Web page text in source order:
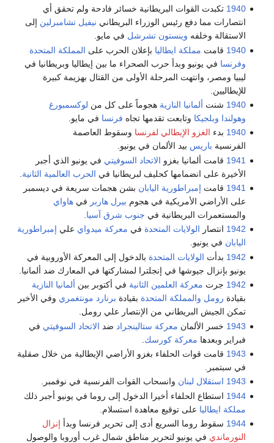
1940 تكبدت القوات البريطانية خسائر فادحة ولم تحقق أي
انتصارات مما دفع رئيس الوزراء البريطاني نيفيل تشامبرلين إلى
الاستقالة وخلفه وينستون تشرشل في مايو.
1940 قامت مملكة ايطاليا بإعلان الحرب على المملكة المتحدة
وفرنسا في يونيو وبدأ حرب الصحراء ما بين إيطاليا وبريطانيا في
ليبيا ومصر، وانتهت المرحلة الأولى من القتال بهزيمة كبيرة
للإيطاليين.
1940 شنت ألمانيا النازية هجوماً على كل من لوكسمبورغ
وهولندا وبلجيكا وتابعت تقدمها تجاه فرنسا في مايو.
1940 بدء الغزو الإيطالي لفرنسا وسقوط العاصمة
الفرنسية باريس بيد الألمان في يونيو.
1941 قامت ألمانيا بغزو الاتحاد السوفيتي في يونيو الذي أجبر
الأخيرة على انضمامها كحليف لبريطانيا في الحرب العالمية الثانية
1941 قامت إمبراطورية اليابان بشن هجمات سريعة في ديسمبر
على الأراضي الأمريكية في هجوم بيرل هاربر فيهاواي
والمستعمرات البريطانية في جنوب شرق آسيا
1942 انتصار الولايات المتحدة في معركة ميدواي علي إمبراطورية
اليابان في يونيو.
1942 بدأت الولايات المتحدة بالدخول إلى المعركة الأوروبية في
يونيو بإنزال جيوشها في إنجلترا لمشاركتها في المعارك ضد ألمانيا.
1942 جرت معركة العلمين الثانية في أكتوبر بين ألمانيا النازية
بقيادة رومل والمملكة المتحدة بقيادة برنارد مونتغمري وفي الأخير
تمكن الجيش البريطاني من الإنتصار علي رومل.
1943 خسر الألمان معركة ستالينجراد ضد الاتحاد السوفيتي في
فبراير وبعدها معركة كورسك
1943 قامت قوات الحلفاء بغزو الأراضي الإيطالية من خلال صقلية
في سبتمبر.
1943 استقلال لبنان وانسحاب القوات الفرنسية في نوفمبر.
1944 استطاع الحلفاء أخيرا الدخول إلى روما في يونيو أجبر ذلك
مملكة ايطاليا على توقيع معاهدة استسلام.
1944 سقوط روما السريع أدى إلى تحرير فرنسا وبدأ إنزال
النورماندي في يونيو لتحرير مناطق شمال غرب أوروبا والوصول